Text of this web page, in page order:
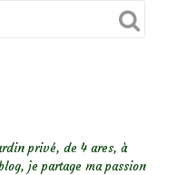
privé, de 4 ares, à
je partage ma passion